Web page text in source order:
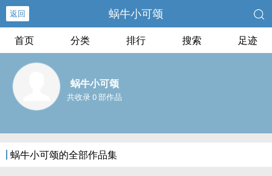
返回 蜗牛小可颂
首页 分类 排行 搜索 足迹
蜗牛小可颂
共收录 0 部作品
蜗牛小可颂的全部作品集